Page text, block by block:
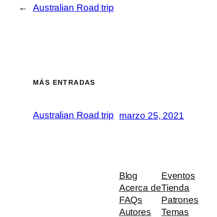
← Australian Road trip
MÁS ENTRADAS
Australian Road trip marzo 25, 2021
Blog
Acerca de
FAQs
Autores
Eventos
Tienda
Patrones
Temas